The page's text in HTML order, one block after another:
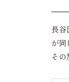
長
が
そ